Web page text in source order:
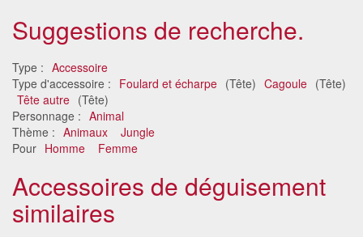
Suggestions de recherche.
Type : Accessoire
Type d'accessoire : Foulard et écharpe (Tête) Cagoule (Tête)
Tête autre (Tête)
Personnage : Animal
Thème : Animaux
Jungle
Pour Homme Femme
Accessoires de déguisement
similaires